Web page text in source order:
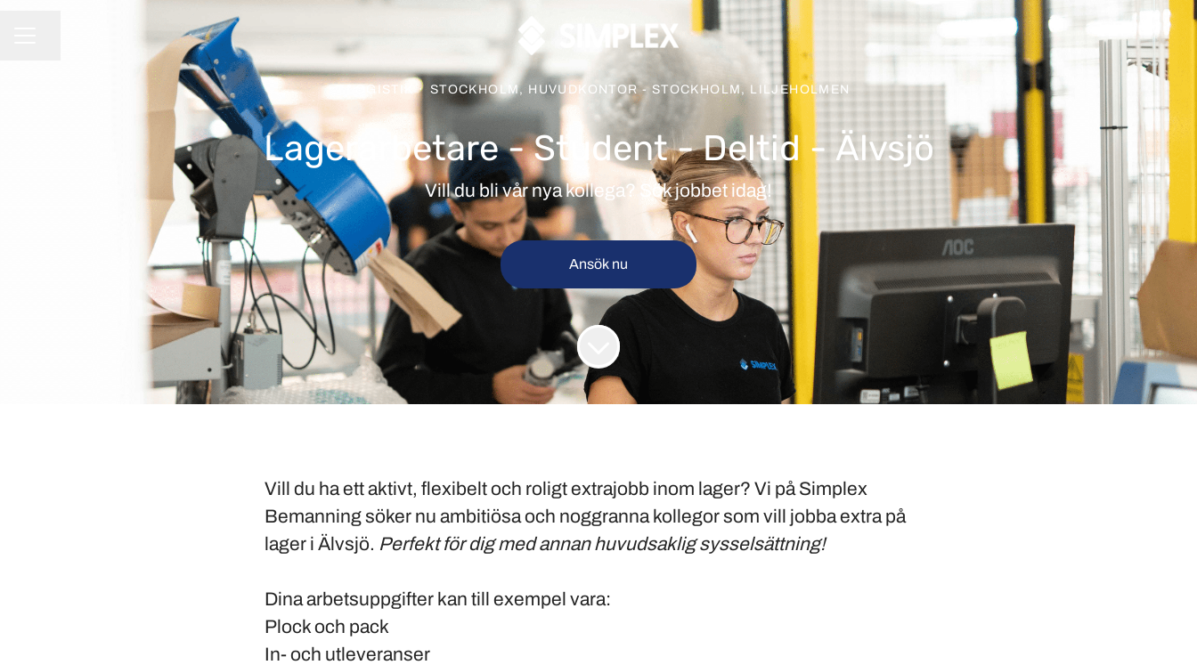
LOGISTIK · STOCKHOLM, HUVUDKONTOR - STOCKHOLM, LILJEHOLMEN
Lagerarbetare - Student - Deltid - Älvsjö
Vill du bli vår nya kollega? Sök jobbet idag!
Ansök nu
Vill du ha ett aktivt, flexibelt och roligt extrajobb inom lager? Vi på Simplex
Bemanning söker nu ambitiösa och noggranna kollegor som vill jobba extra på
lager i Älvsjö. Perfekt för dig med annan huvudsaklig sysselsättning!
Dina arbetsuppgifter kan till exempel vara:
Plock och pack
In- och utleveranser